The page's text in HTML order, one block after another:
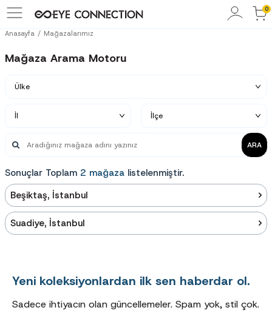
0
Anasayfa Mağazalarımız
Mağaza Arama Motoru
ARA
Sonuçlar Toplam 2 mağaza listelenmiştir.
Beşiktaş, İstanbul
Suadiye, İstanbul
Yeni koleksiyonlardan ilk sen haberdar ol.
Sadece ihtiyacın olan güncellemeler. Spam yok, stil çok.